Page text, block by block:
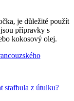
je důležité použít
přípravky s
kokosový olej.